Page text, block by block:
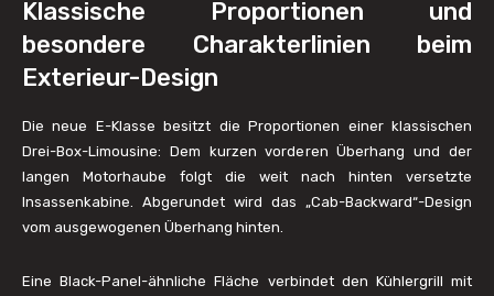
Klassische Proportionen und
besondere Charakterlinien beim
Exterieur-Design
Die neue E-Klasse besitzt die Proportionen einer klassischen
Drei-Box-Limousine: Dem kurzen vorderen Überhang und der
langen Motorhaube folgt die weit nach hinten versetzte
Insassenkabine. Abgerundet wird das „Cab-Backward“-Design
vom ausgewogenen Überhang hinten.
Eine Black-Panel-ähnliche Fläche verbindet den Kühlergrill mit